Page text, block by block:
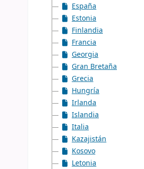
España
Estonia
Finlandia
Francia
Georgia
Gran Bretaña
Grecia
Hungría
Irlanda
Islandia
Italia
Kazajistán
Kosovo
Letonia